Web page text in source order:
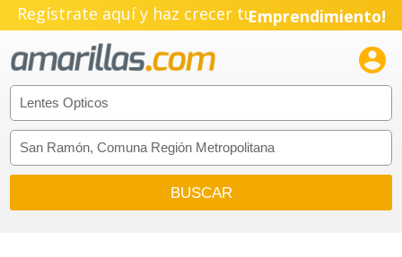
Regístrate aquí y haz crecer tuEmprendimiento!
